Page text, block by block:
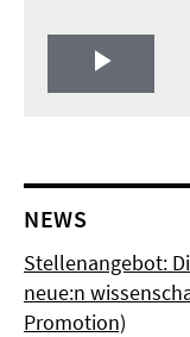
Play
NEWS
Stellenangebot:
neue:n
Promotion)